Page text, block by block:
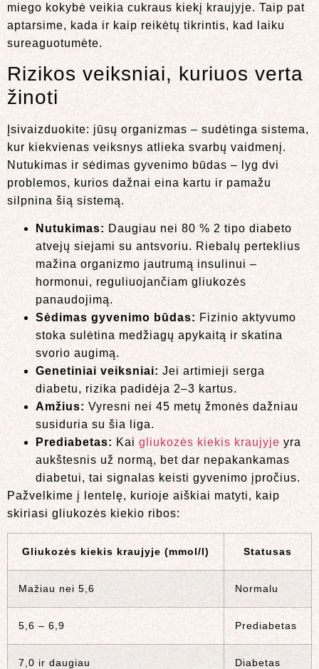
miego kokybė veikia cukraus kiekį kraujyje. Taip pat
aptarsime, kada ir kaip reikėtų tikrintis, kad laiku
sureaguotumėte.
Rizikos veiksniai, kuriuos verta
žinoti
Įsivaizduokite: jūsų organizmas – sudėtinga sistema,
kur kiekvienas veiksnys atlieka svarbų vaidmenį.
Nutukimas ir sėdimas gyvenimo būdas – lyg dvi
problemos, kurios dažnai eina kartu ir pamažu
silpnina šią sistemą.
Nutukimas: Daugiau nei 80 % 2 tipo diabeto
atvejų siejami su antsvoriu. Riebalų perteklius
mažina organizmo jautrumą insulinui –
hormonui, reguliuojančiam gliukozės
panaudojimą.
Sėdimas gyvenimo būdas: Fizinio aktyvumo
stoka sulėtina medžiagų apykaitą ir skatina
svorio augimą.
Genetiniai veiksniai: Jei artimieji serga
diabetu, rizika padidėja 2–3 kartus.
Amžius: Vyresni nei 45 metų žmonės dažniau
susiduria su šia liga.
Prediabetas: Kai gliukozės kiekis kraujyje yra
aukštesnis už normą, bet dar nepakankamas
diabetui, tai signalas keisti gyvenimo įpročius.
Pažvelkime į lentelę, kurioje aiškiai matyti, kaip
skiriasi gliukozės kiekio ribos:
Gliukozės kiekis kraujyje (mmol/l) Statusas
Mažiau nei 5,6 Normalu
5,6 – 6,9 Prediabetas
7,0 ir daugiau Diabetas